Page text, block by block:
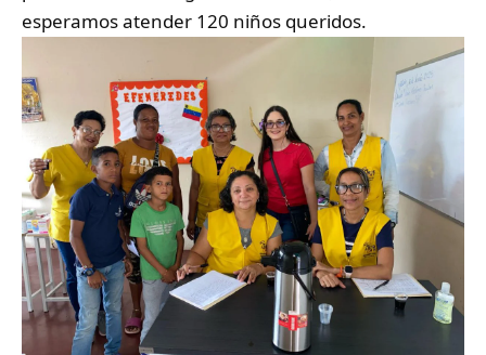
esperamos atender 120 niños queridos.